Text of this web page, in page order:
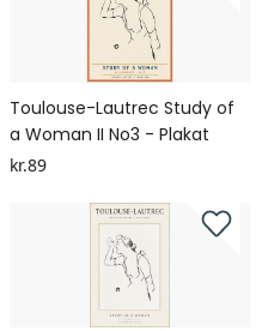
Toulouse-Lautrec Study of
a Woman II No3 - Plakat
kr.89